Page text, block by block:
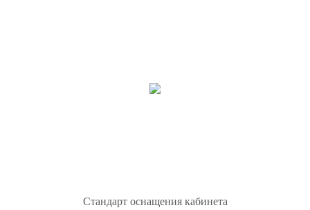
Стандарт оснащения кабинета